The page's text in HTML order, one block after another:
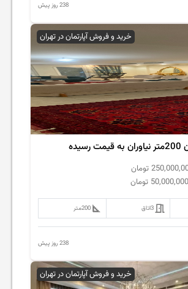
238 روز پیش
خرید و فروش آپارتمان در تهران
تومان
تومان
3اتاق 200متر
238 روز پیش
خرید و فروش آپارتمان در تهران